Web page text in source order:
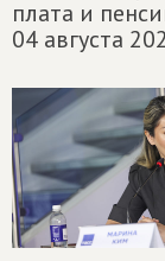
плата и
04 августа